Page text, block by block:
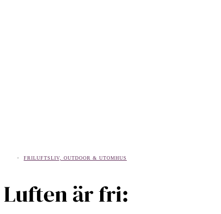
FRILUFTSLIV, OUTDOOR & UTOMHUS
Luften är fri: